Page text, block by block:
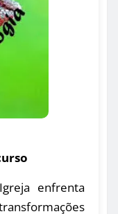
enfrenta